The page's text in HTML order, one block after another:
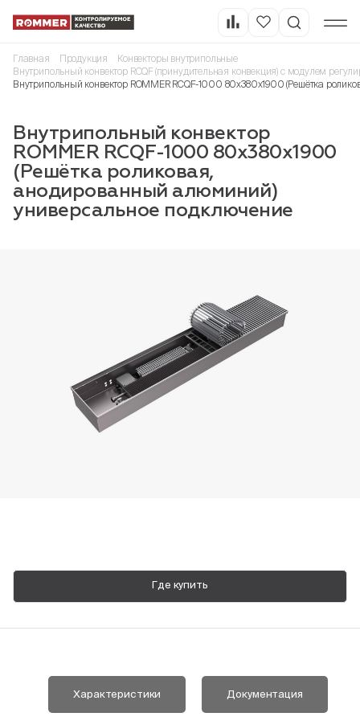
Пн-Пт, 9:00—18:00
Главная Продукция
Конвекторы внутрипольные
Внутрипольный конвектор RCQF (принудительная конвекция) с модулем
Внутрипольный конвектор ROMMER RCQF-1000 80х380х1900 (Решётка
Внутрипольный конвектор
ROMMER RCQF-1000 80х380х1900
(Решётка роликовая,
анодированный алюминий)
универсальное подключение
Где купить
Характеристики Документация